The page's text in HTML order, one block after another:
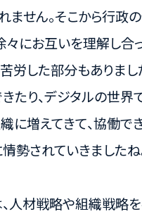
ません。そこから行政
々にお互いを理解し合
労した部分もありまし
たり、デジタルの世界
に増えてきて、協働で
勢されていきましたね
人材戦略や組織戦略